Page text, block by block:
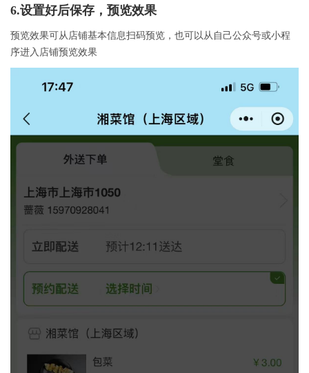
6.设置好后保存，预览效果
预览效果可从店铺基本信息扫码预览，也可以从自己公众号或小程
序进入店铺预览效果